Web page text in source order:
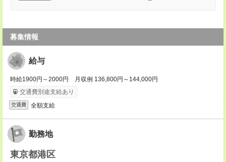
募集情報
給与
時給1900円～2000円 月収例 136,800円～144,000円
交通費別途支給あり
交通費 全額支給
勤務地
東京都港区